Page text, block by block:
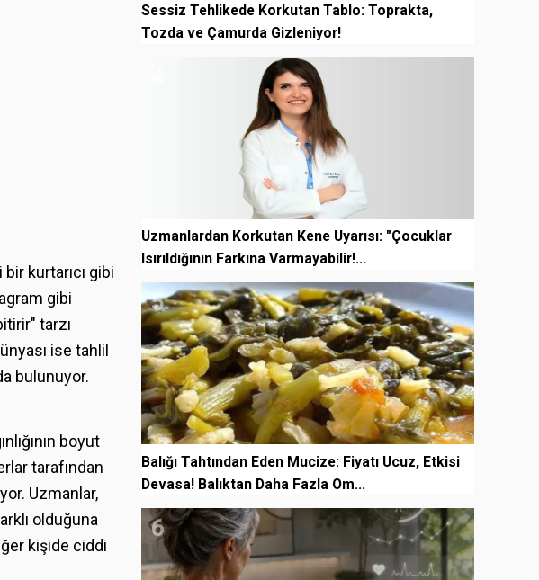
kurtarıcı gibi
gibi
tarzı
ise tahlil
bulunuyor.
boyut
tarafından
Uzmanlar,
olduğuna
kişide ciddi
Sessiz Tehlikede Korkutan Tablo: Toprakta,
Tozda ve Çamurda Gizleniyor!
Uzmanlardan Korkutan Kene Uyarısı: "Çocuklar
Isırıldığının Farkına Varmayabilir!...
5
Balığı Tahtından Eden Mucize: Fiyatı Ucuz, Etkisi
Devasa! Balıktan Daha Fazla Om...
6